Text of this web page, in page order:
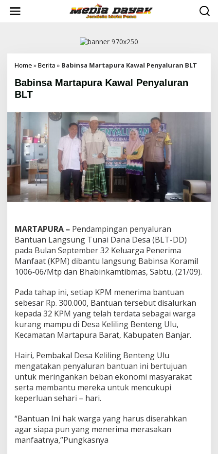
Home »Berita » Babinsa Martapura Kawal Penyaluran BLT
Babinsa Martapura Kawal Penyaluran
BLT
MARTAPURA – Pendampingan penyaluran
Bantuan Langsung Tunai Dana Desa (BLT-DD)
pada Bulan September 32 Keluarga Penerima
Manfaat (KPM) dibantu langsung Babinsa Koramil
1006-06/Mtp dan Bhabinkamtibmas, Sabtu, (21/09).
Pada tahap ini, setiap KPM menerima bantuan
sebesar Rp. 300.000, Bantuan tersebut disalurkan
kepada 32 KPM yang telah terdata sebagai warga
kurang mampu di Desa Keliling Benteng Ulu,
Kecamatan Martapura Barat, Kabupaten Banjar.
Hairi, Pembakal Desa Keliling Benteng Ulu
mengatakan penyaluran bantuan ini bertujuan
untuk meringankan beban ekonomi masyarakat
serta membantu mereka untuk mencukupi
keperluan sehari – hari.
“Bantuan Ini hak warga yang harus diserahkan
agar siapa pun yang menerima merasakan
manfaatnya,”Pungkasnya